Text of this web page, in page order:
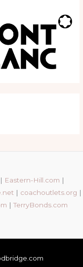
| Eastern-Hill.com |
| coachoutlets.org |
|TerryBonds.com